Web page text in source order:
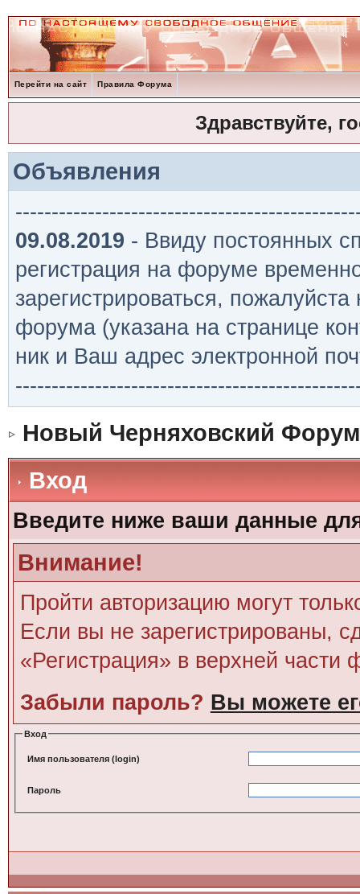
Перейти на сайт Правила Форума
Здравствуйте,
Объявления
09.08.2019 - Ввиду постоянных
регистрация на форуме
зарегистрироваться,
форума (указана на странице
ник и Ваш адрес электронной
Новый Черняховский Форум
Вход
Введите ниже ваши данные
Внимание!
Пройти авторизацию могут
Если вы не зарегистрированы,
«Регистрация» в верхней части
Забыли пароль? Вы можете
Вход
Имя пользователя (login)
Пароль